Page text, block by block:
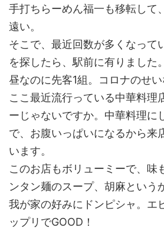
手打ちらーめん福一も移転して
遠い。
そこで、最近回数が多くなって
を探したら、駅前に有りました。
昼なのに先客1組。コロナのせい
ここ最近流行っている中華料理
ーじゃないですか。中華料理に
で、お腹いっぱいになるから来
います。
このお店もボリューミーで、味
ンタン麺のスープ、胡麻という
我が家の好みにドンピシャ。エ
ップリでGOOD！